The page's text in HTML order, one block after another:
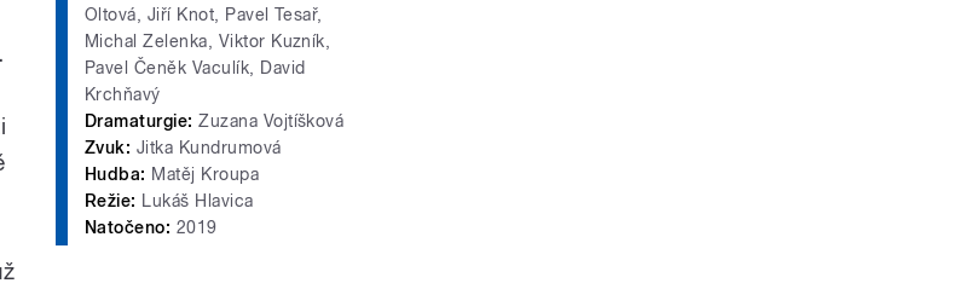
Oltová, Jiří Knot, Pavel Tesař,
Michal Zelenka, Viktor Kuzník,
Pavel Čeněk Vaculík, David
Krchňavý
Dramaturgie: Zuzana Vojtíšková
Zvuk: Jitka Kundrumová
Hudba: Matěj Kroupa
Režie: Lukáš Hlavica
Natočeno: 2019